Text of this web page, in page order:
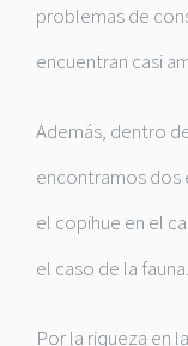
problemas de
encuentran casi
Además, dentro
encontramos dos
el copihue en el
el caso de la fauna.
Por la riqueza en